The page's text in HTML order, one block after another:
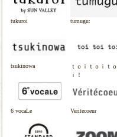
tukuroi tumugu:
tsukinowa
ｔｏｉｔｏｉｔｏ
ｉ！
6 vocaLe Veritecoeur